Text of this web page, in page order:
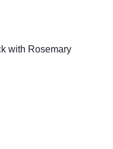
with Rosemary